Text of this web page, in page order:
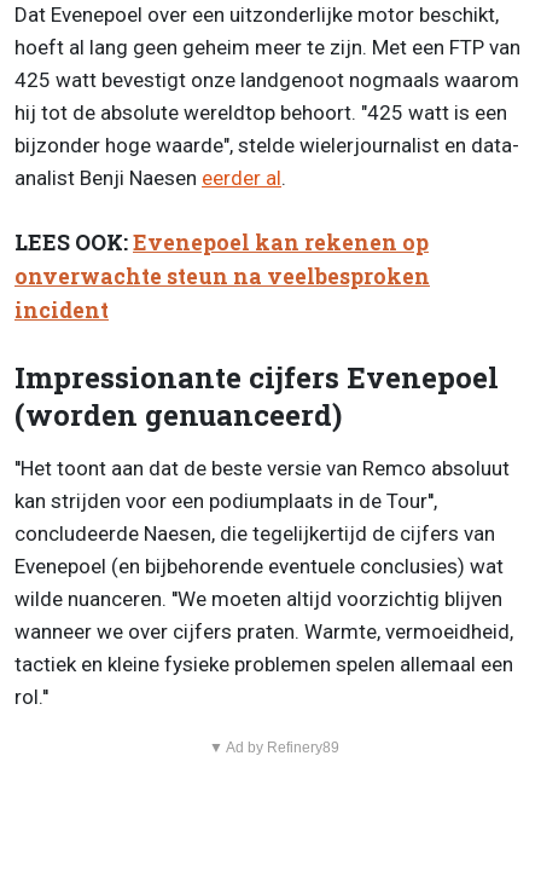
Dat Evenepoel over een uitzonderlijke motor beschikt,
hoeft al lang geen geheim meer te zijn. Met een FTP van
425 watt bevestigt onze landgenoot nogmaals waarom
hij tot de absolute wereldtop behoort. "425 watt is een
bijzonder hoge waarde", stelde wielerjournalist en data-
analist Benji Naesen eerder al.
LEES OOK:Evenepoel kan rekenen op
onverwachte steun na veelbesproken
incident
Impressionante cijfers Evenepoel
(worden genuanceerd)
''Het toont aan dat de beste versie van Remco absoluut
kan strijden voor een podiumplaats in de Tour'',
concludeerde Naesen, die tegelijkertijd de cijfers van
Evenepoel (en bijbehorende eventuele conclusies) wat
wilde nuanceren. ''We moeten altijd voorzichtig blijven
wanneer we over cijfers praten. Warmte, vermoeidheid,
tactiek en kleine fysieke problemen spelen allemaal een
rol.''
▼ Ad by Refinery89